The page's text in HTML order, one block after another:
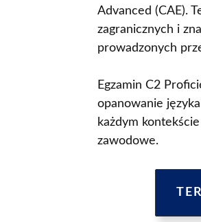
Advanced (CAE).
zagranicznych i
prowadzonych
Egzamin C2
opanowanie
każdym
zawodowe.